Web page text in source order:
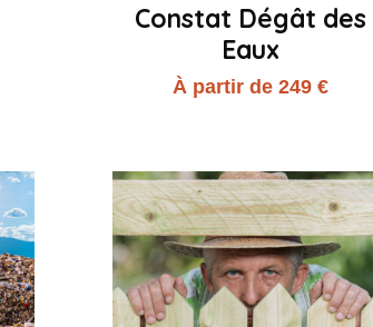
Constat Dégât des
Eaux
À partir de 249 €